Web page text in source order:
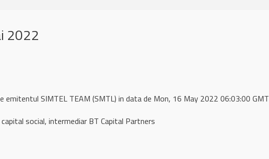
2022
emitentul SIMTEL TEAM (SMTL) in data de Mon, 16 May 2022 06:03:00 GMT
social, intermediar BT Capital Partners